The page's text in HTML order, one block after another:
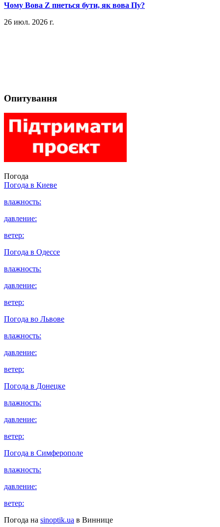
​Чому Вова Z пнеться бути, як вова Пу?
26 июл. 2026 г.
Опитування
Погода
Погода в Киеве
влажность:
давление:
ветер:
Погода в Одессе
влажность:
давление:
ветер:
Погода во Львове
влажность:
давление:
ветер:
Погода в Донецке
влажность:
давление:
ветер:
Погода в Симферополе
влажность:
давление:
ветер:
Погода на sinoptik.ua в Виннице